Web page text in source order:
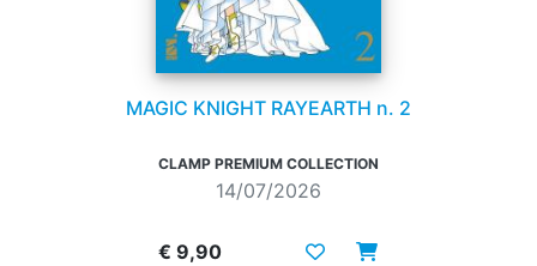
MAGIC KNIGHT RAYEARTH n. 2
CLAMP PREMIUM COLLECTION
14/07/2026
€ 9,90